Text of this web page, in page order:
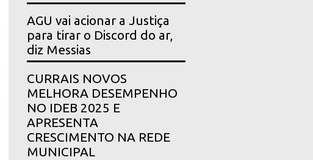
AGU vai acionar a Justiça
para tirar o Discord do ar,
diz Messias
CURRAIS NOVOS
MELHORA DESEMPENHO
NO IDEB 2025 E
APRESENTA
CRESCIMENTO NA REDE
MUNICIPAL